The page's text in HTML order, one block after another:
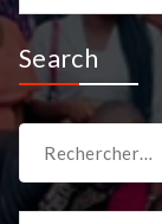
Search
pour :